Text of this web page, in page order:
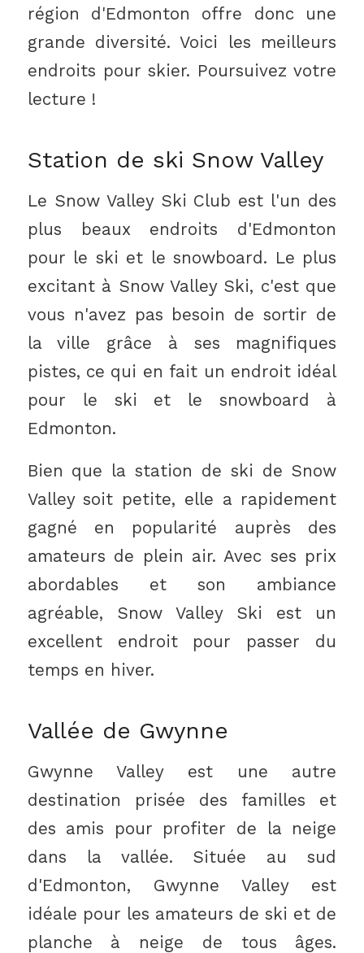
région d'Edmonton offre donc une
grande diversité. Voici les meilleurs
endroits pour skier. Poursuivez votre
lecture !
Station de ski Snow Valley
Le Snow Valley Ski Club est l'un des
plus beaux endroits d'Edmonton
pour le ski et le snowboard. Le plus
excitant à Snow Valley Ski, c'est que
vous n'avez pas besoin de sortir de
la ville grâce à ses magnifiques
pistes, ce qui en fait un endroit idéal
pour le ski et le snowboard à
Edmonton.
Bien que la station de ski de Snow
Valley soit petite, elle a rapidement
gagné en popularité auprès des
amateurs de plein air. Avec ses prix
abordables et son ambiance
agréable, Snow Valley Ski est un
excellent endroit pour passer du
temps en hiver.
Vallée de Gwynne
Gwynne Valley est une autre
destination prisée des familles et
des amis pour profiter de la neige
dans la vallée. Située au sud
d'Edmonton, Gwynne Valley est
idéale pour les amateurs de ski et de
planche à neige de tous âges.